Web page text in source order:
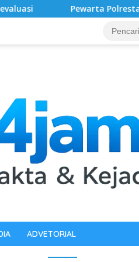
Medan Gelar Jumat
ADVETORIAL